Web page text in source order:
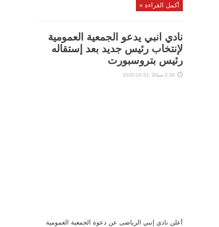
أكمل القراءة »
نادي انبي يدعو الجمعية العمومية
لإنتخاب رئيس جديد بعد إستقاله
رئيس بتروسبورت
2:30 صباحًا ,31-10-2020
أعلن نادي إنبي الرياضى عن دعوة الجمعية العمومية